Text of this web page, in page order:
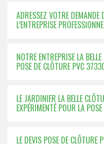
ADRESSEZ VOTRE DEMANDE
L’ENTREPRISE
NOTRE ENTREPRISE LA
POSE DE CLÔTURE PVC
LE JARDINIER LA BELLE
EXPÉRIMENTÉ POUR LA
LE DEVIS POSE DE